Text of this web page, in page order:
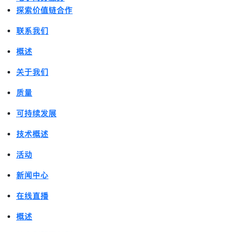
探索价值链合作
联系我们
概述
关于我们
质量
可持续发展
技术概述
活动
新闻中心
在线直播
概述